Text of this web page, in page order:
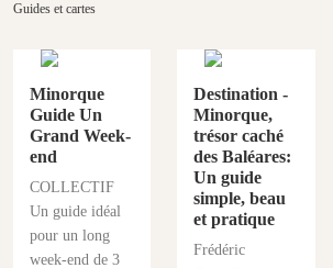
Guides et cartes
Minorque
Guide Un
Grand Week-
end
COLLECTIF
Un guide idéal
pour un long
week-end de 3
Destination -
Minorque,
trésor caché
des Baléares:
Un guide
simple, beau
et pratique
Frédéric